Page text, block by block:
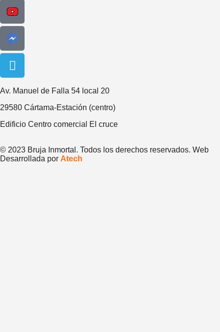
Av. Manuel de Falla 54 local 20
29580 Cártama-Estación (centro)
Edificio Centro comercial El cruce
© 2023 Bruja Inmortal. Todos los derechos reservados. Web
Desarrollada por Atech